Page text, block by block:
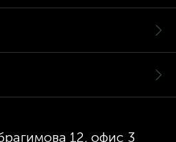
12, офис 3